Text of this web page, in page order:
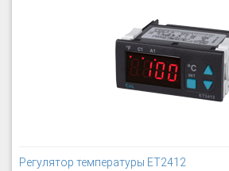
Регулятор температуры ET2412